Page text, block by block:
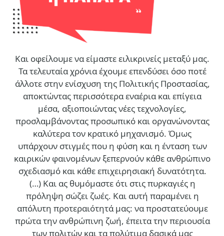
Και οφείλουμε να είμαστε ειλικρινείς μεταξύ μας.
Τα τελευταία χρόνια έχουμε επενδύσει όσο ποτέ
άλλοτε στην ενίσχυση της Πολιτικής Προστασίας,
αποκτώντας περισσότερα εναέρια και επίγεια
μέσα, αξιοποιώντας νέες τεχνολογίες,
προσλαμβάνοντας προσωπικό και οργανώνοντας
καλύτερα τον κρατικό μηχανισμό. Όμως
υπάρχουν στιγμές που η φύση και η ένταση των
καιρικών φαινομένων ξεπερνούν κάθε ανθρώπινο
σχεδιασμό και κάθε επιχειρησιακή δυνατότητα.
(…) Και ας θυμόμαστε ότι στις πυρκαγιές η
πρόληψη σώζει ζωές. Και αυτή παραμένει η
απόλυτη προτεραιότητά μας: να προστατεύουμε
πρώτα την ανθρώπινη ζωή, έπειτα την περιουσία
των πολιτών και τα πολύτιμα δασικά μας